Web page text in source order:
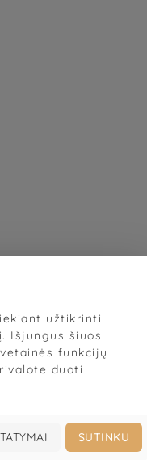
užtikrinti
Išjungus šiuos
funkcijų
duoti
SUTINKU